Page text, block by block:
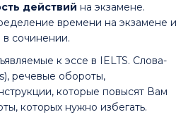
действий на экзамене.
времени на экзамене и
сочинении.
к эссе в IELTS. Слова-
речевые обороты,
которые повысят Вам
которых нужно избегать.